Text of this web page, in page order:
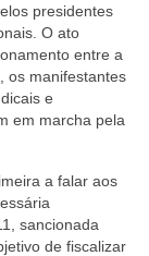
presidentes
O ato
entre a
os manifestantes
e
em marcha pela
a falar aos
sancionada
de fiscalizar